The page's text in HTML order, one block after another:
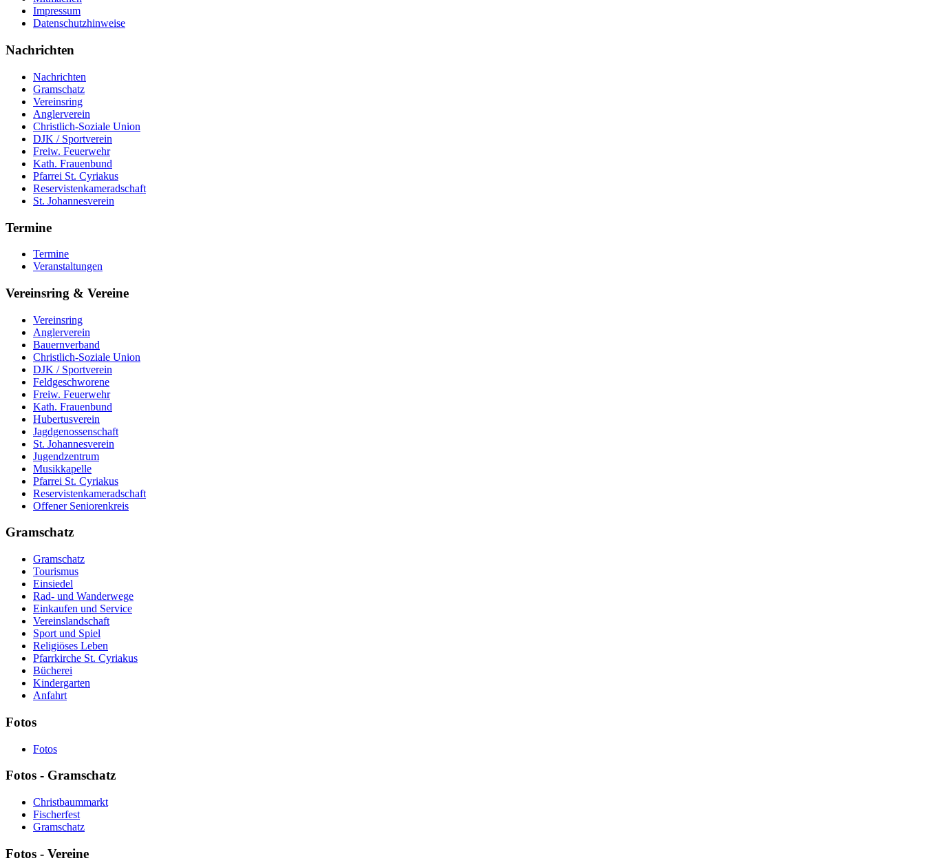
Impressum
Datenschutzhinweise
Nachrichten
Nachrichten
Gramschatz
Vereinsring
Anglerverein
Christlich-Soziale Union
DJK / Sportverein
Freiw. Feuerwehr
Kath. Frauenbund
Pfarrei St. Cyriakus
Reservistenkameradschaft
St. Johannesverein
Termine
Termine
Veranstaltungen
Vereinsring & Vereine
Vereinsring
Anglerverein
Bauernverband
Christlich-Soziale Union
DJK / Sportverein
Feldgeschworene
Freiw. Feuerwehr
Kath. Frauenbund
Hubertusverein
Jagdgenossenschaft
St. Johannesverein
Jugendzentrum
Musikkapelle
Pfarrei St. Cyriakus
Reservistenkameradschaft
Offener Seniorenkreis
Gramschatz
Gramschatz
Tourismus
Einsiedel
Rad- und Wanderwege
Einkaufen und Service
Vereinslandschaft
Sport und Spiel
Religiöses Leben
Pfarrkirche St. Cyriakus
Bücherei
Kindergarten
Anfahrt
Fotos
Fotos
Fotos - Gramschatz
Christbaummarkt
Fischerfest
Gramschatz
Fotos - Vereine